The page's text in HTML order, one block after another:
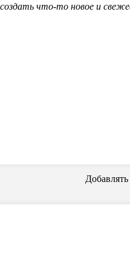
что-то новое и